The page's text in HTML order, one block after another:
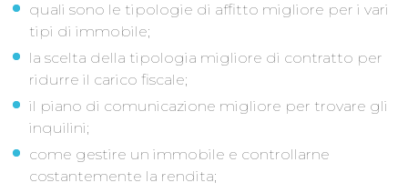
quali sono le tipologie di affitto migliore per i vari
tipi di immobile;
la scelta della tipologia migliore di contratto per
ridurre il carico fiscale;
il piano di comunicazione migliore per trovare gli
inquilini;
come gestire un immobile e controllarne
costantemente la rendita;